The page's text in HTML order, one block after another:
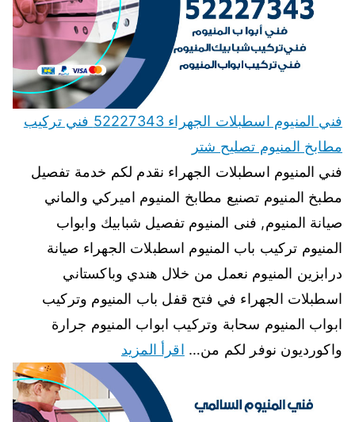
فني المنيوم اسطبلات الجهراء 52227343 فني تركيب
مطابخ المنيوم تصليح شتر
فني المنيوم اسطبلات الجهراء نقدم لكم خدمة تفصيل
مطبخ المنيوم تصنيع مطابخ المنيوم اميركي والماني
صيانة المنيوم, فنى المنيوم تفصيل شبابيك وابواب
المنيوم تركيب باب المنيوم اسطبلات الجهراء صيانة
درابزين المنيوم نعمل من خلال هندي وباكستاني
اسطبلات الجهراء في فتح قفل باب المنيوم وتركيب
ابواب المنيوم سحابة وتركيب ابواب المنيوم جرارة
واكورديون نوفر لكم من… اقرأ المزيد